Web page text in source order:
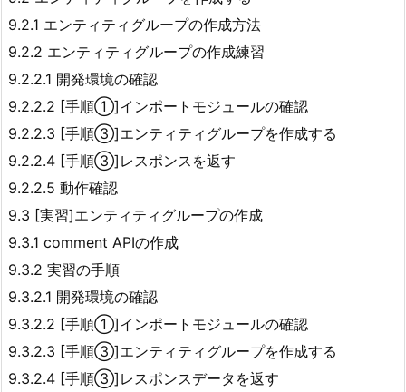
9.2.1 エンティティグループの作成方法
9.2.2 エンティティグループの作成練習
9.2.2.1 開発環境の確認
9.2.2.2 [手順①]インポートモジュールの確認
9.2.2.3 [手順③]エンティティグループを作成する
9.2.2.4 [手順③]レスポンスを返す
9.2.2.5 動作確認
9.3 [実習]エンティティグループの作成
9.3.1 comment APIの作成
9.3.2 実習の手順
9.3.2.1 開発環境の確認
9.3.2.2 [手順①]インポートモジュールの確認
9.3.2.3 [手順③]エンティティグループを作成する
9.3.2.4 [手順③]レスポンスデータを返す